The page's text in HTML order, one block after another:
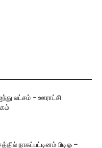
லட்சம் – ஊராட்சி
நாகப்பட்டினம் பிடிஓ –